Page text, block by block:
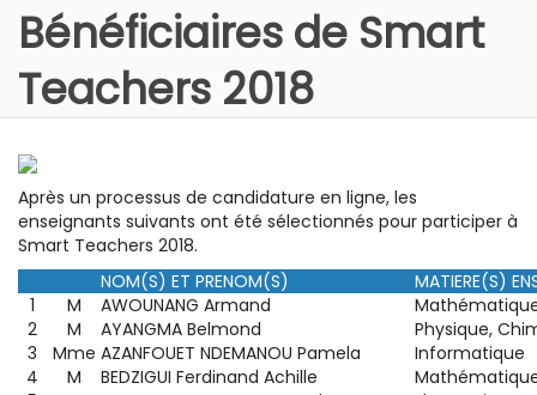
Bénéficiaires de Smart
Teachers 2018
Après un processus de candidature en ligne, les
enseignants suivants ont été sélectionnés pour participer à
Smart Teachers 2018.
NOM(S) ET PRENOM(S)
MATIERE(S)
1
M AWOUNANG Armand
2
M AYANGMA Belmond
Physique,
3
Mme AZANFOUET NDEMANOU Pamela
Informatique
4
M BEDZIGUI Ferdinand Achille